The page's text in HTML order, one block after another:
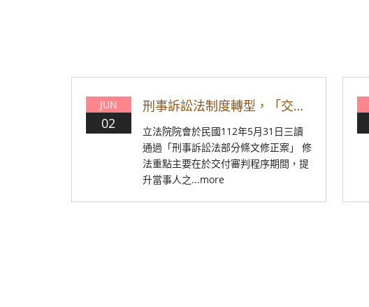
JUN
02
刑事訴訟法制度轉型，「交付審判程序」准予告訴人提自訴
立法院院會於民國112年5月31日三讀
通過「刑事訴訟法部分條文修正案」 修
法重點主要在於交付審判程序期間，提
升當事人之...more